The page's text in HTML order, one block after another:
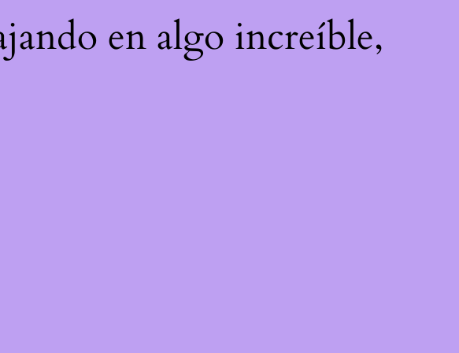
en algo increíble,